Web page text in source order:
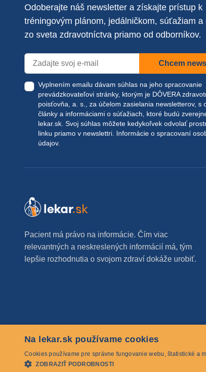
Odoberajte náš newsletter a získajte prístup k
tréningovým plánom, jedálničkom, súťažiam a
zo sveta zdravotníctva priamo od odborníkov.
Chcem
Vyplnením emailu dávam súhlas na jeho spracovanie
prevádzkovateľovi stránky, ktorým je DÔVERA
poisťovňa, a. s., za účelom zasielania newsletterov, s
články a informáciami o súťažiach, ktoré budú
lekar.sk . Svoj súhlas môžete kedykoľvek odvolať
linku priamo v newslettri. Informácie o spracovaní
údajov.
Pacient má právo na informácie. Čím viac
relevantných a neskreslených informácií má, tým
lepšie rozhodnutia o svojom zdraví dokáže urobiť.
© 2026 lekar.sk Všetky práva vyhradené
Na lekar.sk používame cookies
Cookies používame pre správne fungovanie webu, štatistické a
ZOBRAZIŤ PODROBNOSTI